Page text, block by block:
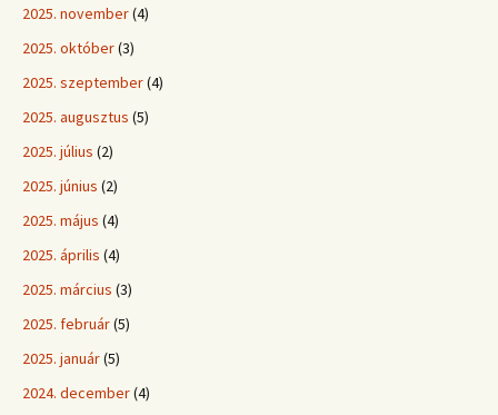
2025. november(4)
2025. október(3)
2025. szeptember(4)
2025. augusztus (5)
2025. július (2)
2025. június (2)
2025. május (4)
2025. április (4)
2025. március (3)
2025. február(5)
2025. január(5)
2024. december(4)